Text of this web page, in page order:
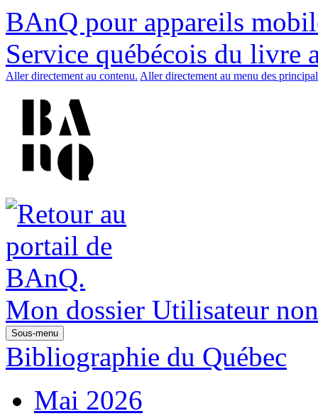
BAnQ pour appareils
Service québécois du livre
Aller directement au contenu. Aller directement au menu des
Mon dossier Utilisateur
Sous-menu
Bibliographie du Québec
Mai 2026